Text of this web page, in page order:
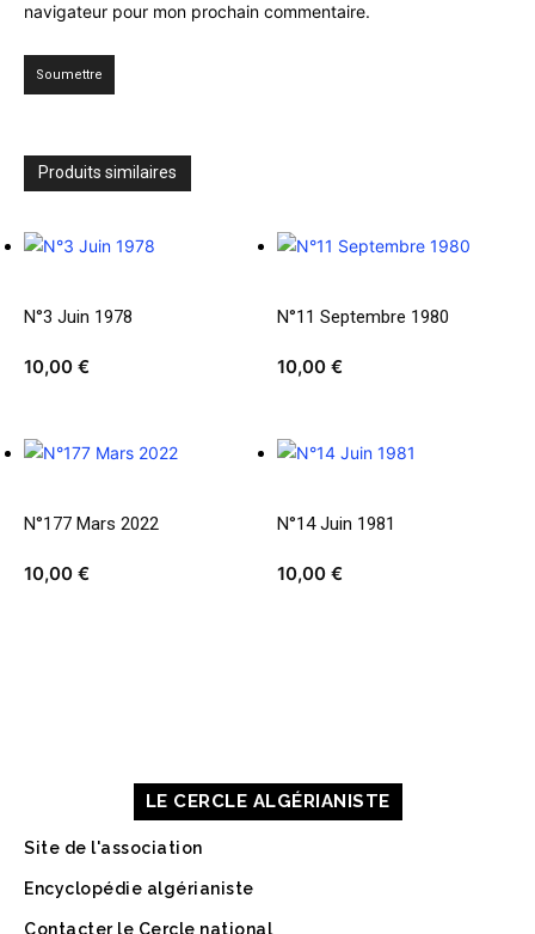
navigateur pour mon prochain commentaire.
Produits similaires
N°3 Juin 1978
10,00 €
N°11 Septembre 1980
10,00€
N°177 Mars 2022
10,00 €
N°14 Juin 1981
10,00€
LE CERCLE ALGÉRIANISTE
Site de l'association
Encyclopédie algérianiste
Contacter le Cercle national